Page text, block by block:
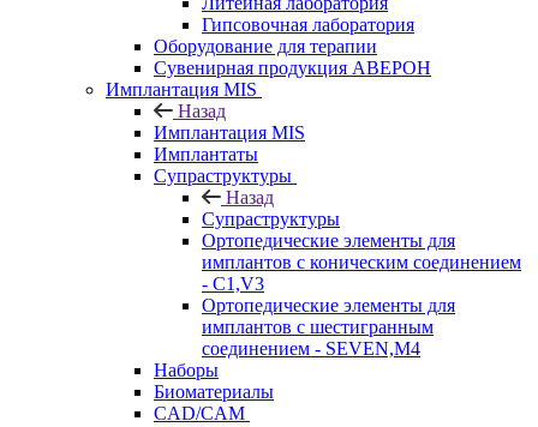
Гипсовочная лаборатория
Оборудование для терапии
Сувенирная продукция АВЕРОН
Имплантация MIS
Назад
Имплантация MIS
Имплантаты
Супраструктуры
Назад
Супраструктуры
Ортопедические элементы для
имплантов с коническим соединением
- C1,V3
Ортопедические элементы для
имплантов с шестигранным
соединением - SEVEN,M4
Наборы
Биоматериалы
CAD/CAM